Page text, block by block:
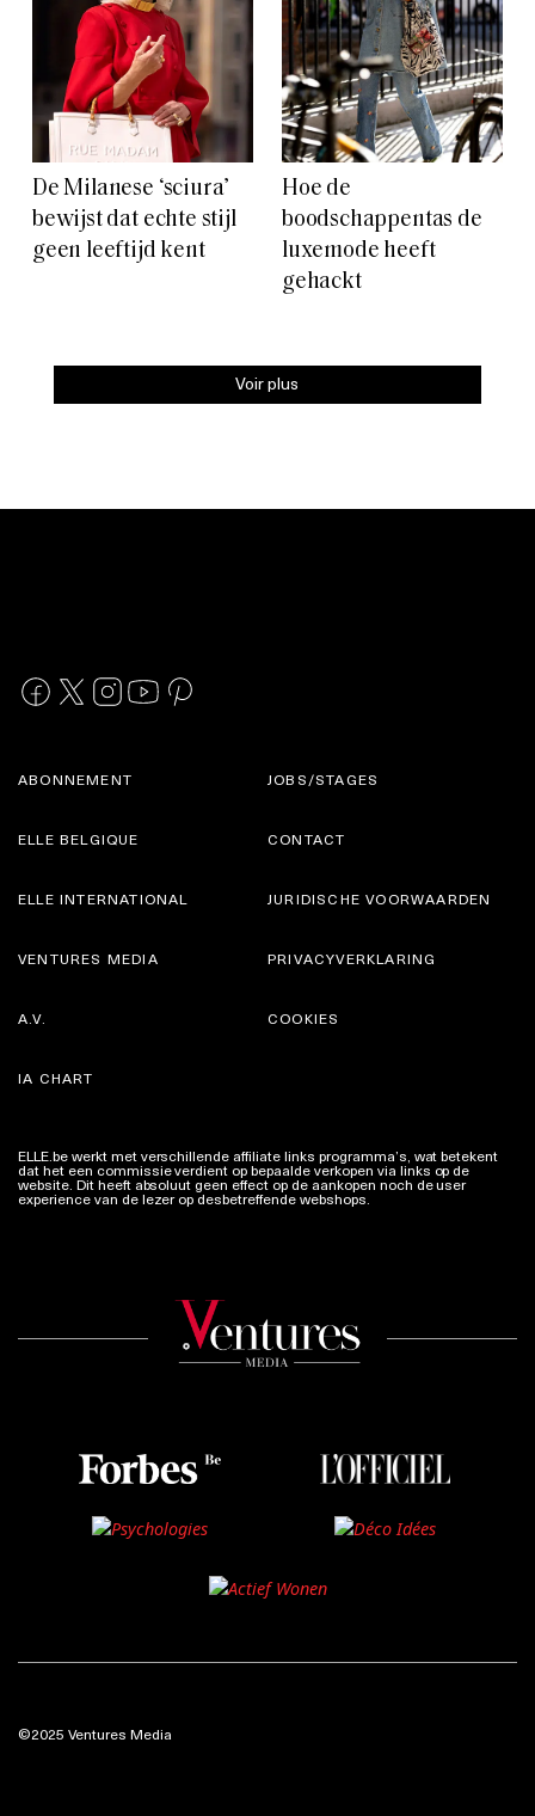
De Milanese ‘sciura’
bewijst dat echte stijl
geen leeftijd kent
Hoe de
boodschappentas de
luxemode heeft
gehackt
Voir plus
ABONNEMENT
ELLE BELGIQUE
JOBS/STAGES
CONTACT
ELLE INTERNATIONAL
VENTURES MEDIA
JURIDISCHE VOORWAARDEN
PRIVACYVERKLARING
A.V.
IA CHART
COOKIES
ELLE.be werkt met verschillende affiliate links programma’s, wat betekent
dat het een commissie verdient op bepaalde verkopen via links op de
website. Dit heeft absoluut geen effect op de aankopen noch de user
experience van de lezer op desbetreffende webshops.
©2025 Ventures Media